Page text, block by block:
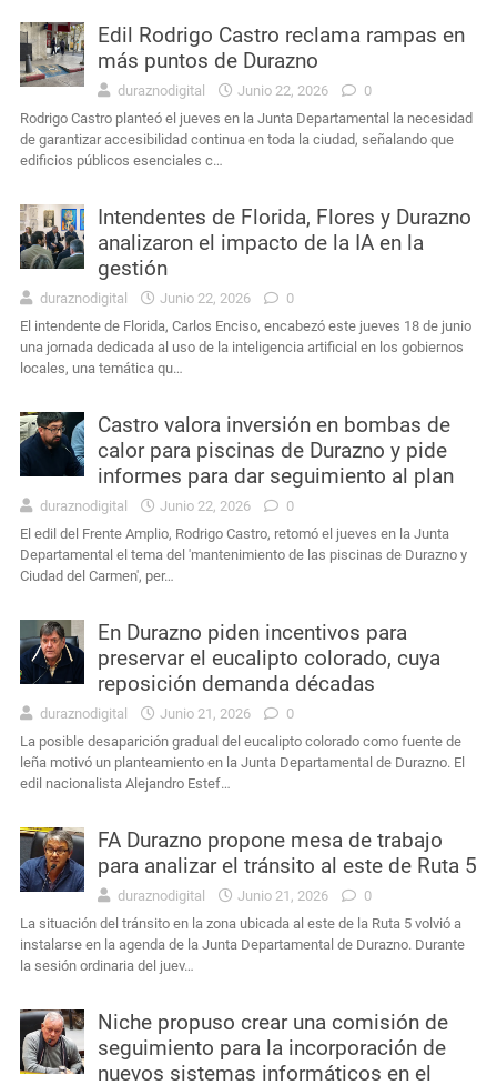
Edil Rodrigo Castro reclama rampas en
más puntos de Durazno
duraznodigital Junio 22, 2026
0
Rodrigo Castro planteó el jueves en la Junta Departamental la necesidad
de garantizar accesibilidad continua en toda la ciudad, señalando que
edificios públicos esenciales c…
Intendentes de Florida, Flores y Durazno
analizaron el impacto de la IA en la
gestión
duraznodigital Junio 22, 2026
0
El intendente de Florida, Carlos Enciso, encabezó este jueves 18 de junio
una jornada dedicada al uso de la inteligencia artificial en los gobiernos
locales, una temática qu…
Castro valora inversión en bombas de
calor para piscinas de Durazno y pide
informes para dar seguimiento al plan
duraznodigital Junio 22, 2026
0
El edil del Frente Amplio, Rodrigo Castro, retomó el jueves en la Junta
Departamental el tema del 'mantenimiento de las piscinas de Durazno y
Ciudad del Carmen', per…
En Durazno piden incentivos para
preservar el eucalipto colorado, cuya
reposición demanda décadas
duraznodigital Junio 21, 2026
0
La posible desaparición gradual del eucalipto colorado como fuente de
leña motivó un planteamiento en la Junta Departamental de Durazno. El
edil nacionalista Alejandro Estef…
FA Durazno propone mesa de trabajo
para analizar el tránsito al este de Ruta 5
duraznodigital Junio 21, 2026
0
La situación del tránsito en la zona ubicada al este de la Ruta 5 volvió a
instalarse en la agenda de la Junta Departamental de Durazno. Durante
la sesión ordinaria del juev…
Niche propuso crear una comisión de
seguimiento para la incorporación de
nuevos sistemas informáticos en el